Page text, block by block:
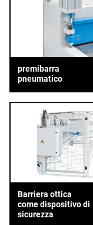
premibarra
pneumatico
Barriera ottica
come dispositivo di
sicurezza